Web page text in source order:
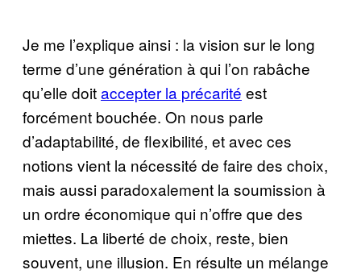
Je me l’explique ainsi : la vision sur le long
terme d’une génération à qui l’on rabâche
qu’elle doitaccepter la précarité est
forcément bouchée. On nous parle
d’adaptabilité, de flexibilité, et avec ces
notions vient la nécessité de faire des choix,
mais aussi paradoxalement la soumission à
un ordre économique qui n’offre que des
miettes. La liberté de choix, reste, bien
souvent, une illusion. En résulte un mélange